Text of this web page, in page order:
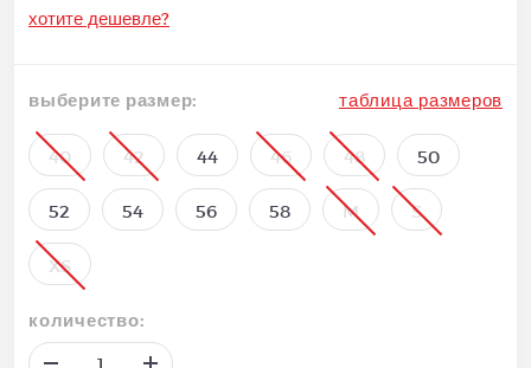
хотите дешевле?
выберите размер: таблица размеров
40 42 44 46 48 50
52 54 56 58 M S
XS
количество: